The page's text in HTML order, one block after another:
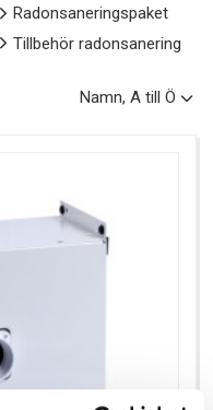
Radonsaneringspaket
Tillbehör radonsanering
Namn, A till Ö